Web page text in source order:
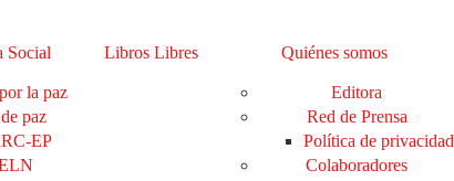
Social
la paz
paz
EP
Libros Libres Quiénes somos
Editora
Red de Prensa
Política de privacidad
Colaboradores